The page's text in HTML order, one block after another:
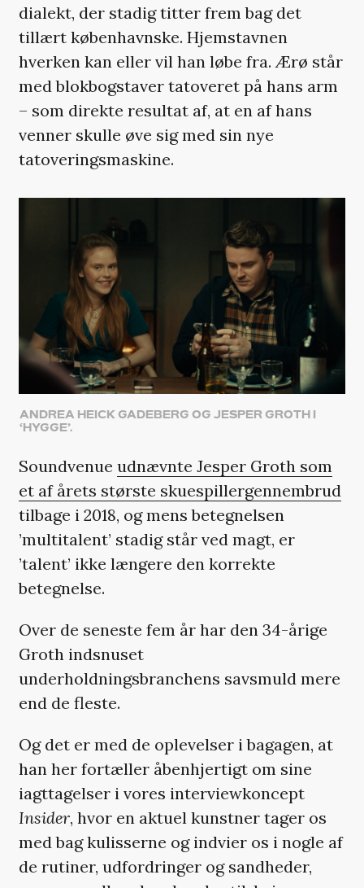
dialekt, der stadig titter frem bag det
tillært københavnske. Hjemstavnen
hverken kan eller vil han løbe fra. Ærø står
med blokbogstaver tatoveret på hans arm
– som direkte resultat af, at en af hans
venner skulle øve sig med sin nye
tatoveringsmaskine.
ANDREA HEICK GADEBERG OG JESPER GROTH I
‘HYGGE’.
Soundvenue udnævnte Jesper Groth som
et af årets største skuespillergennembrud
tilbage i 2018, og mens betegnelsen
’multitalent’ stadig står ved magt, er
’talent’ ikke længere den korrekte
betegnelse.
Over de seneste fem år har den 34-årige
Groth indsnuset
underholdningsbranchens savsmuld mere
end de fleste.
Og det er med de oplevelser i bagagen, at
han her fortæller åbenhjertigt om sine
iagttagelser i vores interviewkoncept
Insider, hvor en aktuel kunstner tager os
med bag kulisserne og indvier os i nogle af
de rutiner, udfordringer og sandheder,